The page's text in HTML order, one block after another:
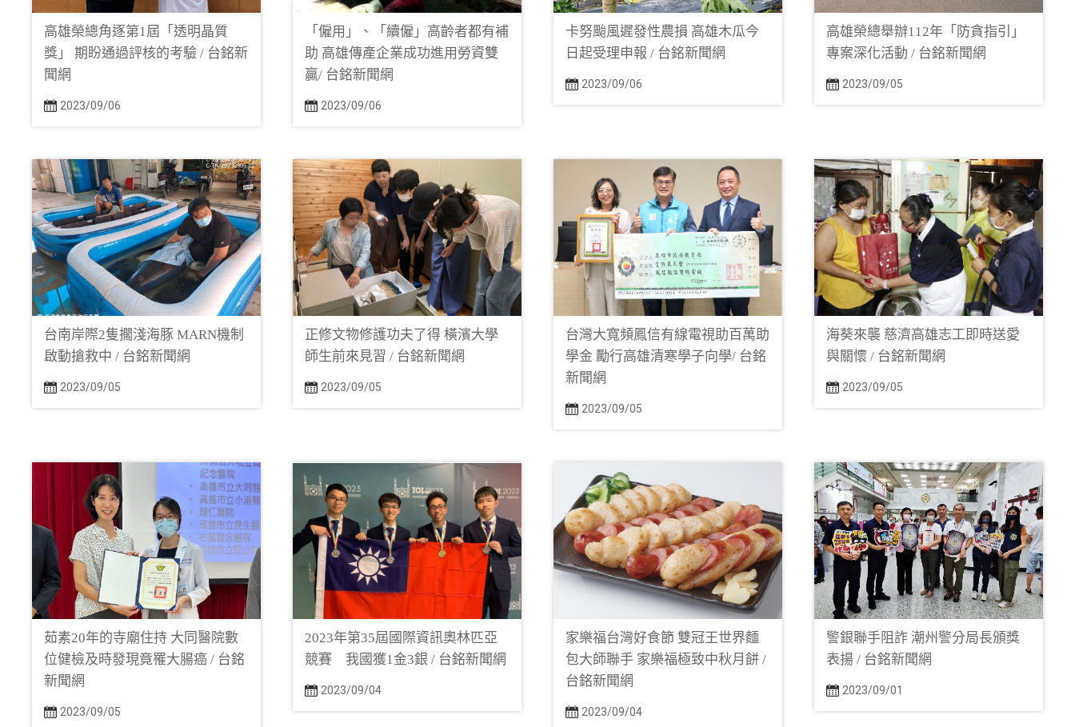
高雄榮總角逐第1屆「透明晶質
獎」 期盼通過評核的考驗 / 台銘新
聞網
2023/09/06
「僱用」、「續僱」高齡者都有補
助 高雄傳產企業成功進用勞資雙
贏/ 台銘新聞網
2023/09/06
卡努颱風遲發性農損 高雄木瓜今
日起受理申報 / 台銘新聞網
2023/09/06
高雄榮總舉辦112年「防貪指引」
專案深化活動 / 台銘新聞網
2023/09/05
台南岸際2隻擱淺海豚 MARN機制
啟動搶救中 / 台銘新聞網
2023/09/05
正修文物修護功夫了得 橫濱大學
師生前來見習 / 台銘新聞網
2023/09/05
台灣大寬頻鳳信有線電視助百萬助
學金 勵行高雄清寒學子向學/ 台銘
新聞網
2023/09/05
海葵來襲 慈濟高雄志工即時送愛
與關懷 / 台銘新聞網
2023/09/05
茹素20年的寺廟住持 大同醫院數
位健檢及時發現竟罹大腸癌 / 台銘
新聞網
2023/09/05
2023年第35屆國際資訊奧林匹亞
競賽 我國獲1金3銀 / 台銘新聞網
2023/09/04
家樂福台灣好食節 雙冠王世界麵
包大師聯手 家樂福極致中秋月餅 /
台銘新聞網
2023/09/04
警銀聯手阻詐 潮州警分局長頒獎
表揚 / 台銘新聞網
2023/09/01